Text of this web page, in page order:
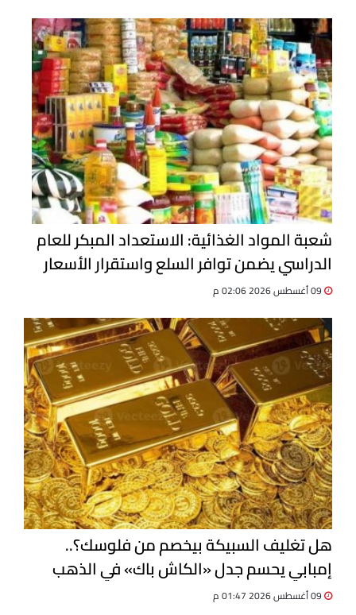
شعبة المواد الغذائية: الاستعداد المبكر للعام
الدراسي يضمن توافر السلع واستقرار الأسعار
هل تغليف السبيكة بيخصم من فلوسك؟..
إمبابي يحسم جدل «الكاش باك» في الذهب